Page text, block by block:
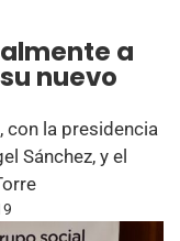
a
nuevo
con la presidencia
Sánchez, y el